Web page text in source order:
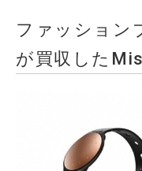
ファッション
が買収した